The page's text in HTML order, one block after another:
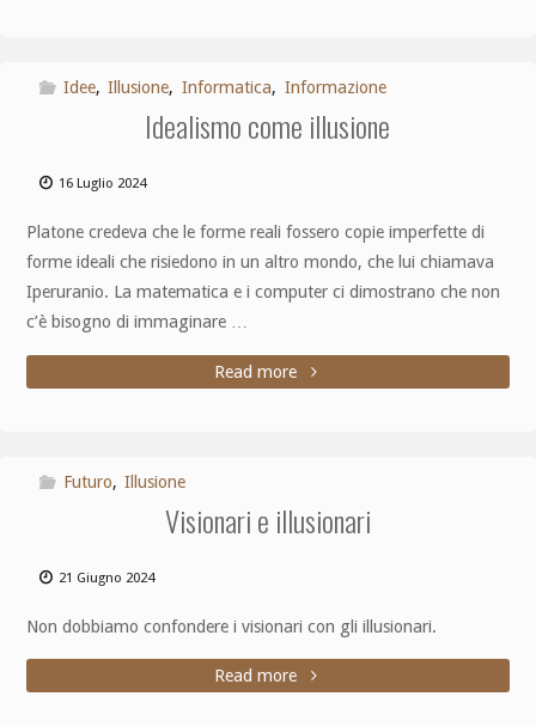
Idee, Illusione, Informatica, Informazione
Idealismo come illusione
16 Luglio 2024
Platone credeva che le forme reali fossero copie imperfette di
forme ideali che risiedono in un altro mondo, che lui chiamava
Iperuranio. La matematica e i computer ci dimostrano che non
c’è bisogno di immaginare …
Read more
Futuro, Illusione
Visionari e illusionari
21 Giugno 2024
Non dobbiamo confondere i visionari con gli illusionari.
Read more